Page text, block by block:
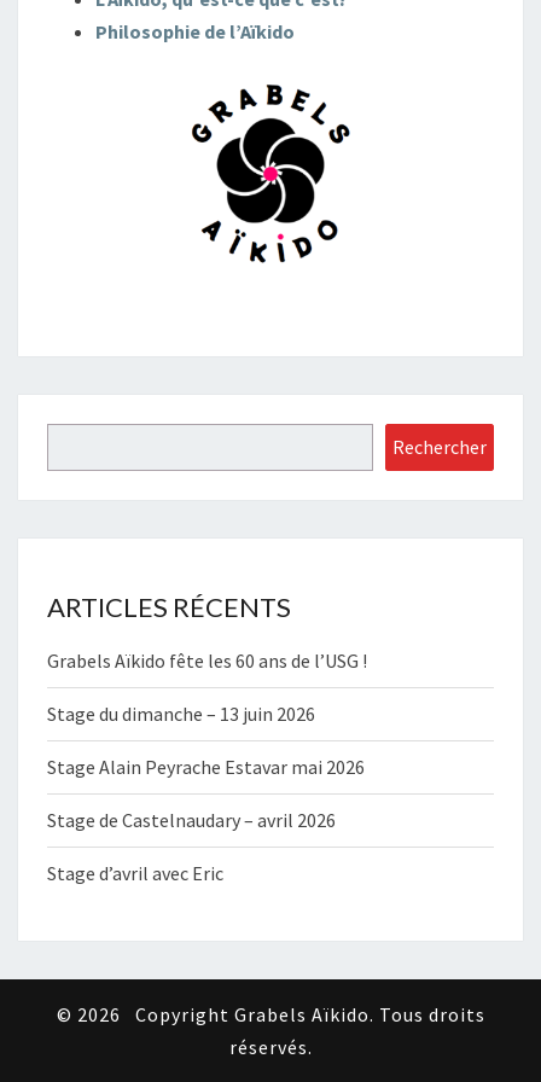
Philosophie de l’Aïkido
Rechercher
ARTICLES RÉCENTS
Grabels Aïkido fête les 60 ans de l’USG !
Stage du dimanche – 13 juin 2026
Stage Alain Peyrache Estavar mai 2026
Stage de Castelnaudary – avril 2026
Stage d’avril avec Eric
© 2026
Copyright Grabels Aïkido. Tous droits
réservés.